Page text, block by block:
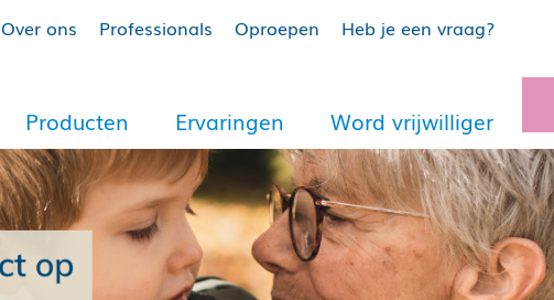
Over ons Professionals Oproepen Heb je een vraag?
Producten Ervaringen Word vrijwilliger